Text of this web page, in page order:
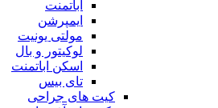
اباتمنت
ایمپرشن
مولتی یونیت
لوکیتور و بال
اسکن اباتمنت
تای بیس
کیت های جراحی